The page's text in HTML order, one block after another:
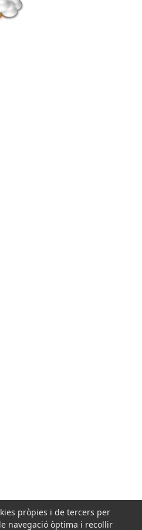
pròpies i de tercers per
navegació òptima i recollir